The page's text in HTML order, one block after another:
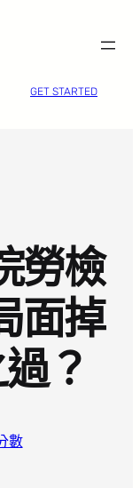
GET STARTED
勞檢
面掉
？
數